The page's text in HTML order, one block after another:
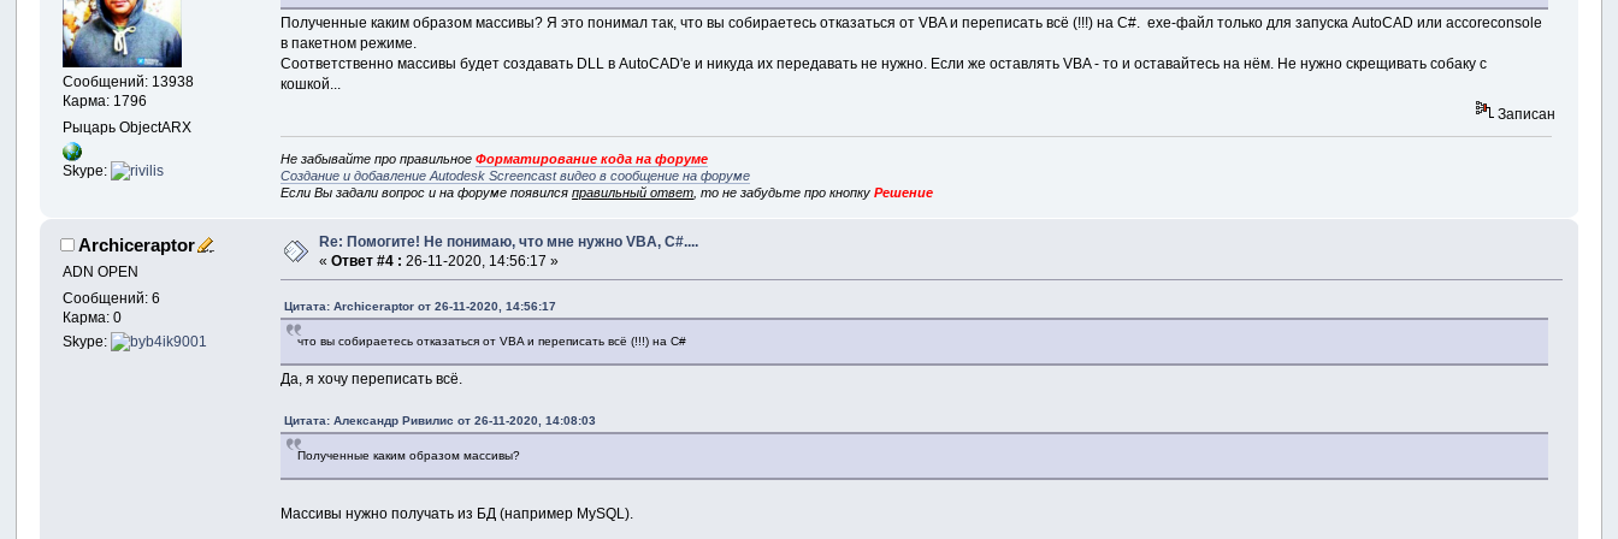
Сообщений: 13938
Карма: 1796
Рыцарь ObjectARX
Skype:
Полученные каким образом массивы? Я это понимал так, что вы собираетесь отказаться от VBA и переписать всё (!!!) на C#. exe-файл только для запуска AutoCAD или accoreconsole
в пакетном режиме.
Соответственно массивы будет создавать DLL в AutoCAD'е и никуда их передавать не нужно. Если же оставлять VBA - то и оставайтесь на нём. Не нужно скрещивать собаку с
кошкой...
Записан
Не забывайте про правильноеФорматирование кода на форуме
Создание и добавление Autodesk Screencast видео в сообщение на форуме
Если Вы задали вопрос и на форуме появилсяправильный ответ , то не забудьте про кнопкуРешение
Archiceraptor
ADN OPEN
Сообщений: 6
Карма: 0
Skype:
Re: Помогите! Не понимаю, что мне нужно VBA, C#....
«Ответ #4 : 26-11-2020, 14:56:17 »
Цитата: Archiceraptor от 26-11-2020, 14:56:17
что вы собираетесь отказаться от VBA и переписать всё (!!!) на C#
Да, я хочу переписать всё.
Цитата: Александр Ривилис от 26-11-2020, 14:08:03
Полученные каким образом массивы?
Массивы нужно получать из БД (например MySQL).